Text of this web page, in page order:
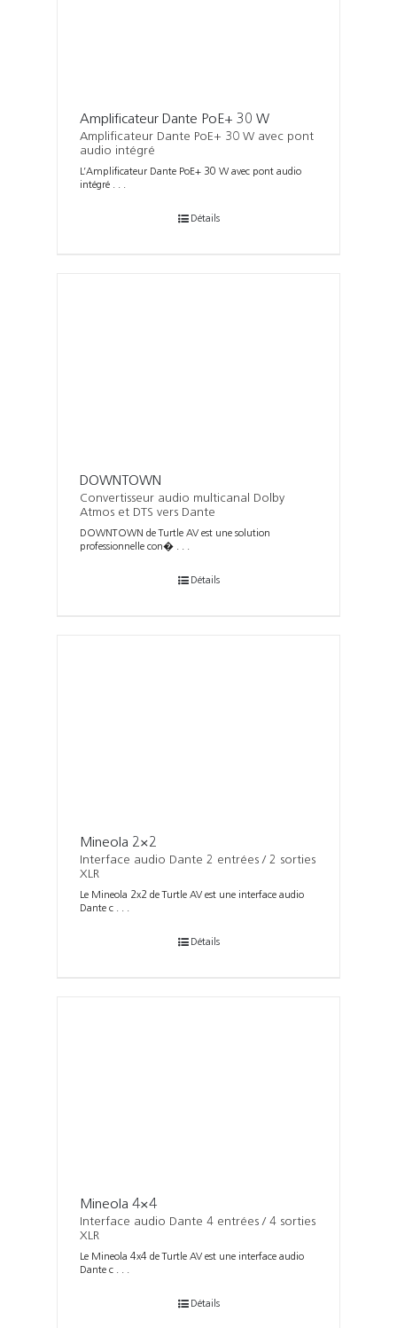
Amplificateur Dante PoE+ 30 W
Amplificateur Dante PoE+ 30 W avec pont
audio intégré
L’Amplificateur Dante PoE+ 30 W avec pont audio
intégré . . .
Détails
DOWNTOWN
Convertisseur audio multicanal Dolby
Atmos et DTS vers Dante
DOWNTOWN de Turtle AV est une solution
professionnelle con� . . .
Détails
Mineola 2×2
Interface audio Dante 2 entrées / 2 sorties
XLR
Le Mineola 2x2 de Turtle AV est une interface audio
Dante c . . .
Détails
Mineola 4×4
Interface audio Dante 4 entrées / 4 sorties
XLR
Le Mineola 4x4 de Turtle AV est une interface audio
Dante c . . .
Détails